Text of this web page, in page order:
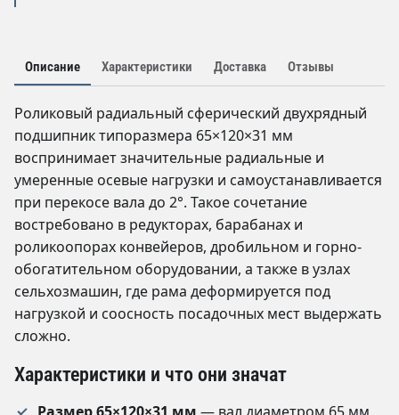
Описание Характеристики Доставка Отзывы
Роликовый радиальный сферический двухрядный
подшипник типоразмера 65×120×31 мм
воспринимает значительные радиальные и
умеренные осевые нагрузки и самоустанавливается
при перекосе вала до 2°. Такое сочетание
востребовано в редукторах, барабанах и
роликоопорах конвейеров, дробильном и горно-
обогатительном оборудовании, а также в узлах
сельхозмашин, где рама деформируется под
нагрузкой и соосность посадочных мест выдержать
сложно.
Характеристики и что они значат